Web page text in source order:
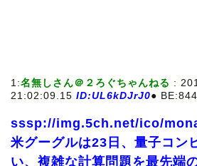
1:名無しさん＠２ろぐちゃんねる :
21:02:09.15 ID:UL6kDJrJ0●
sssp://img.5ch.net/ico/
米グーグルは23日、量子コン
い、複雑な計算問題を最先端